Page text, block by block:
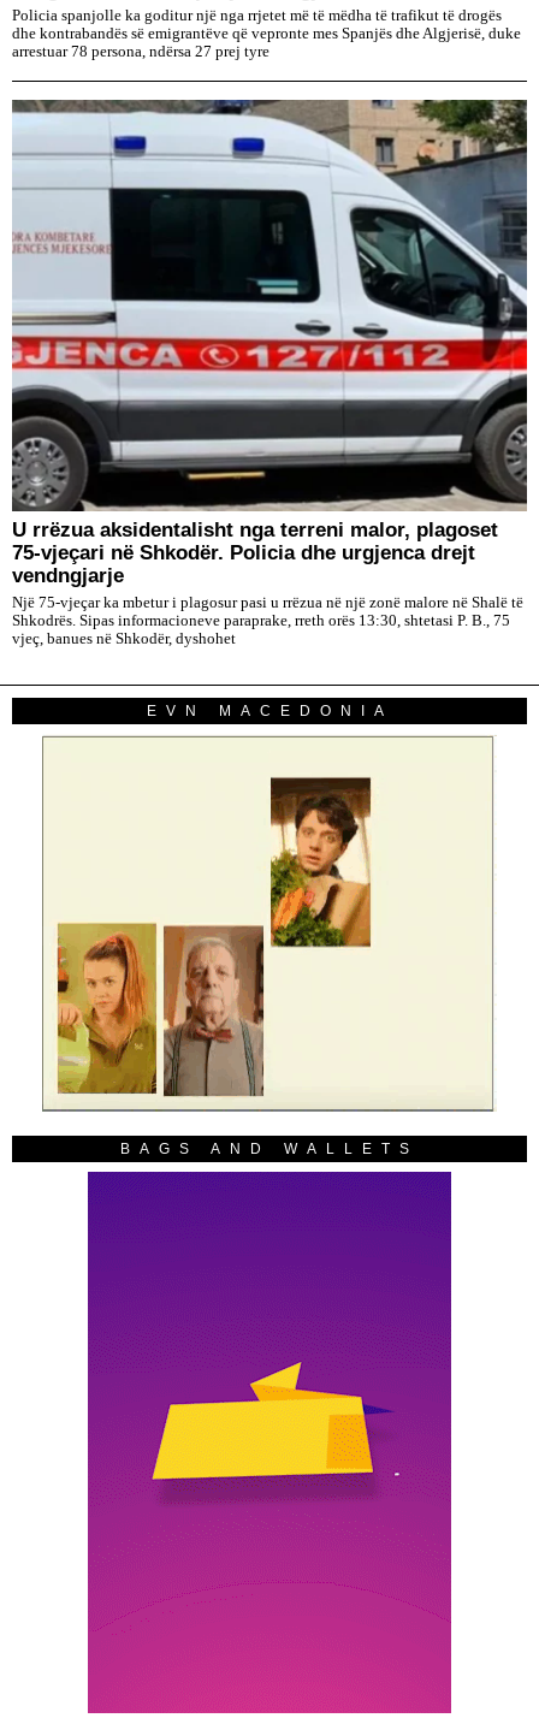
Policia spanjolle ka goditur një nga rrjetet më të mëdha të trafikut të drogës
dhe kontrabandës së emigrantëve që vepronte mes Spanjës dhe Algjerisë, duke
arrestuar 78 persona, ndërsa 27 prej tyre
U rrëzua aksidentalisht nga terreni malor, plagoset
75-vjeçari në Shkodër. Policia dhe urgjenca drejt
vendngjarje
Një 75-vjeçar ka mbetur i plagosur pasi u rrëzua në një zonë malore në Shalë të
Shkodrës. Sipas informacioneve paraprake, rreth orës 13:30, shtetasi P. B., 75
vjeç, banues në Shkodër, dyshohet
EVN MACEDONIA
BAGS AND WALLETS